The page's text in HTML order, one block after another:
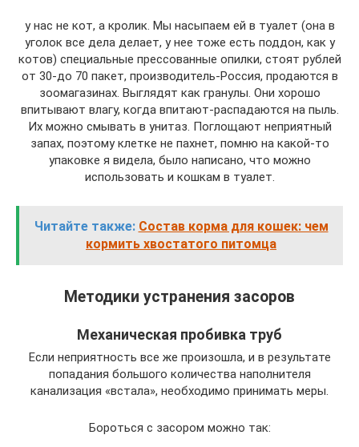
у нас не кот, а кролик. Мы насыпаем ей в туалет (она в
уголок все дела делает, у нее тоже есть поддон, как у
котов) специальные прессованные опилки, стоят рублей
от 30-до 70 пакет, производитель-Россия, продаются в
зоомагазинах. Выглядят как гранулы. Они хорошо
впитывают влагу, когда впитают-распадаются на пыль.
Их можно смывать в унитаз. Поглощают неприятный
запах, поэтому клетке не пахнет, помню на какой-то
упаковке я видела, было написано, что можно
использовать и кошкам в туалет.
Читайте также: Состав корма для кошек: чем
кормить хвостатого питомца
Методики устранения засоров
Механическая пробивка труб
Если неприятность все же произошла, и в результате
попадания большого количества наполнителя
канализация «встала», необходимо принимать меры.
Бороться с засором можно так: